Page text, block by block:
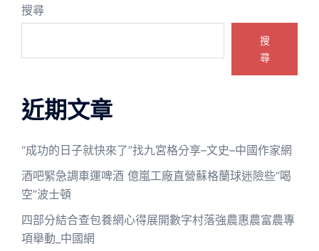
搜尋
搜
尋
近期文章
“成功的日子就快來了”找九宮格分享–文史–中國作家網
酒吧緊急調車運啤酒 億嵐工廠直營蘇格蘭球迷險些“喝
空”波士頓
四部分結合查包養網心得展開數字村落強農惠農富農專
項舉動_中國網